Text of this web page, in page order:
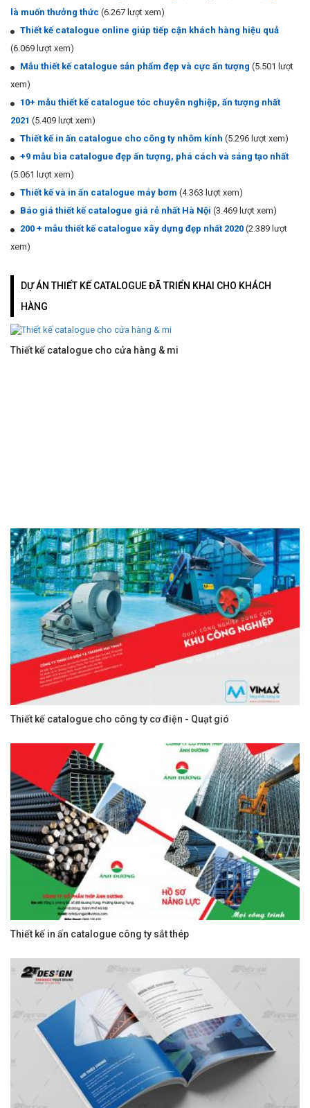
là muốn thưởng thức (6.267 lượt xem)
Thiết kế catalogue online giúp tiếp cận khách hàng hiệu quả
(6.069 lượt xem)
Mẫu thiết kế catalogue sản phẩm đẹp và cực ấn tượng (5.501 lượt
xem)
10+ mẫu thiết kế catalogue tóc chuyên nghiệp, ấn tượng nhất
2021 (5.409 lượt xem)
Thiết kế in ấn catalogue cho công ty nhôm kính (5.296 lượt xem)
+9 mẫu bìa catalogue đẹp ấn tượng, phá cách và sáng tạo nhất
(5.061 lượt xem)
Thiết kế và in ấn catalogue máy bơm (4.363 lượt xem)
Báo giá thiết kế catalogue giá rẻ nhất Hà Nội (3.469 lượt xem)
200 + mẫu thiết kế catalogue xây dựng đẹp nhất 2020 (2.389 lượt
xem)
DỰ ÁN THIẾT KẾ CATALOGUE ĐÃ TRIỂN KHAI CHO KHÁCH
HÀNG
Thiết kế catalogue cho cửa hàng & mi
Thiết kế catalogue cho công ty cơ điện - Quạt gió
Thiết kế in ấn catalogue công ty sắt thép